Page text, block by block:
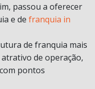
passou a oferecer
e de franquia in
de franquia mais
de operação,
pontos